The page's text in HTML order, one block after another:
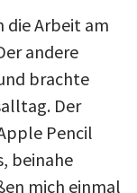
die Arbeit am
andere
brachte
Der
Pencil
beinahe
mich einmal